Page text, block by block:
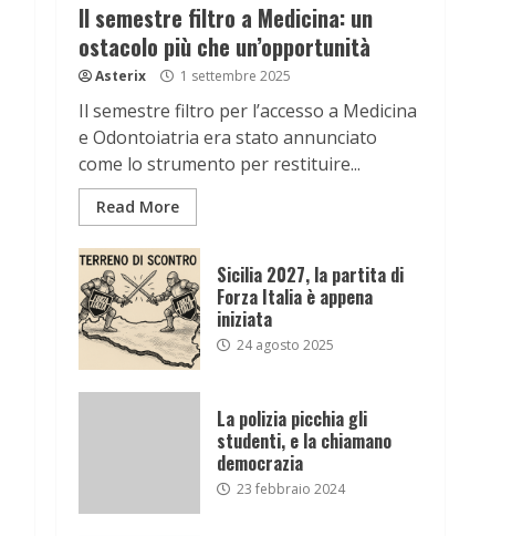
Il semestre filtro a Medicina: un
ostacolo più che un’opportunità
Asterix 1 settembre 2025
Il semestre filtro per l’accesso a Medicina
e Odontoiatria era stato annunciato
come lo strumento per restituire...
Read More
Sicilia 2027, la partita di
Forza Italia è appena
iniziata
24 agosto 2025
La polizia picchia gli
studenti, e la chiamano
democrazia
23 febbraio 2024